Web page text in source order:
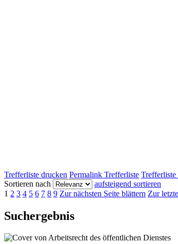
Trefferliste drucken Permalink Trefferliste Trefferliste
Sortieren nach
aufsteigend sortieren
1 2 3 4 5 6 7 8 9 Zur nächsten Seite blättern Zur
Suchergebnis